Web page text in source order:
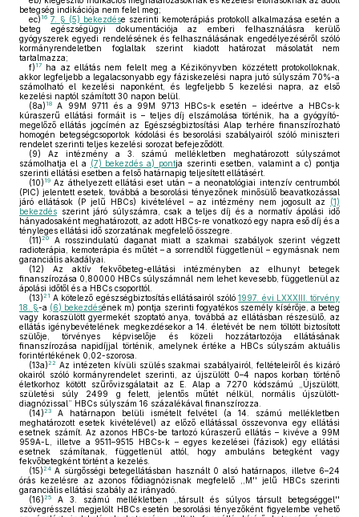
betegség indikációja nem felel meg;
ec) 16 7. § (5) bekezdése szerinti kemoterápiás protokoll alkalmazása esetén a
beteg egészségügyi dokumentációja az emberi felhasználásra kerülő
gyógyszerek egyedi rendelésének és felhasználásának engedélyezéséről szóló
kormányrendeletben foglaltak szerint kiadott határozat másolatát nem
tartalmazza;
f) 17
ha az ellátás nem felelt meg a Kézikönyvben közzétett protokolloknak,
akkor legfeljebb a legalacsonyabb egy fáziskezelési napra jutó súlyszám 70%-a
számolható el kezelési naponként, és legfeljebb 5 kezelési napra, az első
kezelési naptól számított 30 napon belül.
(8a) 18
A 99M 9711 és a 99M 9713 HBCs-k esetén – ideértve a HBCs-k
kúraszerű ellátási formáit is – teljes díj elszámolása történik, ha a gyógyító-
megelőző ellátás jogcímén az Egészségbiztosítási Alap terhére finanszírozható
homogén betegségcsoportok kódolási és besorolási szabályairól szóló miniszteri
rendelet szerinti teljes kezelési sorozat befejeződött.
(9) Az intézmény a 3. számú mellékletben meghatározott súlyszámot
számolhatja el a (7) bekezdés a) pontja szerinti esetben, valamint a c) pontja
szerinti ellátási esetben a felső határnapig teljesített ellátásért.
(10) 19 Az áthelyezett ellátási eset után – a neonatológiai intenzív centrumból
(PIC) jelentett esetek, továbbá a besorolási tényezőnek minősülő beavatkozással
járó ellátások (P jelű HBCs) kivételével – az intézmény nem jogosult az (1)
bekezdés szerint járó súlyszámra, csak a teljes díj és a normatív ápolási idő
hányadosaként meghatározott, az adott HBCs-re vonatkozó egy napra eső díj és a
tényleges ellátási idő szorzatának megfelelő összegre.
(11)20
A rosszindulatú daganat miatt a szakmai szabályok szerint végzett
radioterápia, kemoterápia és műtét – a sorrendtől függetlenül – egymásnak nem
garanciális akadályai.
(12) Az aktív fekvőbeteg-ellátási intézményben az elhunyt betegek
finanszírozása 0,80000 HBCs súlyszámnál nem lehet kevesebb, függetlenül az
ápolási időtől és a HBCs csoporttól.
(13)21 A kötelező egészségbiztosítás ellátásairól szóló1997. évi LXXXIII. törvény
18. §-a (6) bekezdésének m) pontja szerinti fogyatékos személy kísérője, a beteg
vagy koraszülött gyermekét szoptató anya, továbbá az ellátásban részesülő, az
ellátás igénybevételének megkezdésekor a 14. életévét be nem töltött biztosított
szülője, törvényes képviselője és közeli hozzátartozója ellátásának
finanszírozása napidíjjal történik, amelynek értéke a HBCs súlyszám aktuális
forintértékének 0,02-szorosa.
(13a)22 Az intézeten kívüli szülés szakmai szabályairól, feltételeiről és kizáró
okairól szóló kormányrendelet szerinti, az újszülött 0–4 napos korban történő
életkorhoz kötött szűrővizsgálatait az E. Alap a 7270 kódszámú „Újszülött,
születési súly 2499 g felett, jelentős műtét nélkül, normális újszülött-
diagnózissal” HBCs súlyszám 16 százalékával finanszírozza.
(14)23
A határnapon belüli ismételt felvétel (a 14. számú mellékletben
meghatározott esetek kivételével) az előző ellátással összevonva egy ellátási
esetnek számít. Az azonos HBCs-be tartozó kúraszerű ellátás – kivéve a 99M
959A-L, illetve a 9511–9515 HBCs-k – egyes kezelései (fázisok) egy ellátási
esetnek számítanak, függetlenül attól, hogy ambuláns betegként vagy
fekvőbetegként történt a kezelés.
(15)24 A sürgősségi betegellátásban használt 0 alsó határnapos, illetve 6–24
órás kezelésre az azonos fődiagnózisnak megfelelő ,,M'' jelű HBCs szerinti
garanciális ellátási szabály az irányadó.
(16)25
A 3. számú mellékletben ,,társult és súlyos társult betegséggel''
szövegrésszel megjelölt HBCs esetén besorolási tényezőként figyelembe vehető